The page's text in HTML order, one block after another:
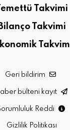
Takvimi
Bilanço Takvimi
Takvim
Geri bildirim
bülteni kayıt
Reddi
Gizlilik Politikası